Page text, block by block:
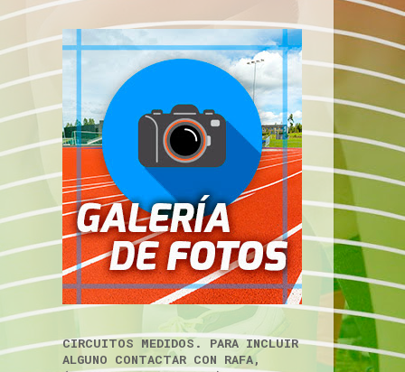
CIRCUITOS MEDIDOS. PARA INCLUIR
ALGUNO CONTACTAR CON RAFA,